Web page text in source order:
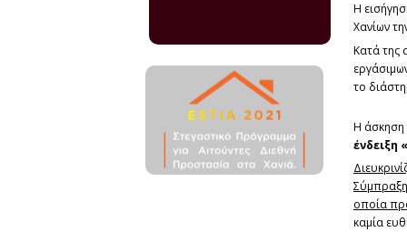
Η
Χανίων
Κατά της
το
Η άσκηση
ένδειξη
Σύμπραξη
οποία
καμία